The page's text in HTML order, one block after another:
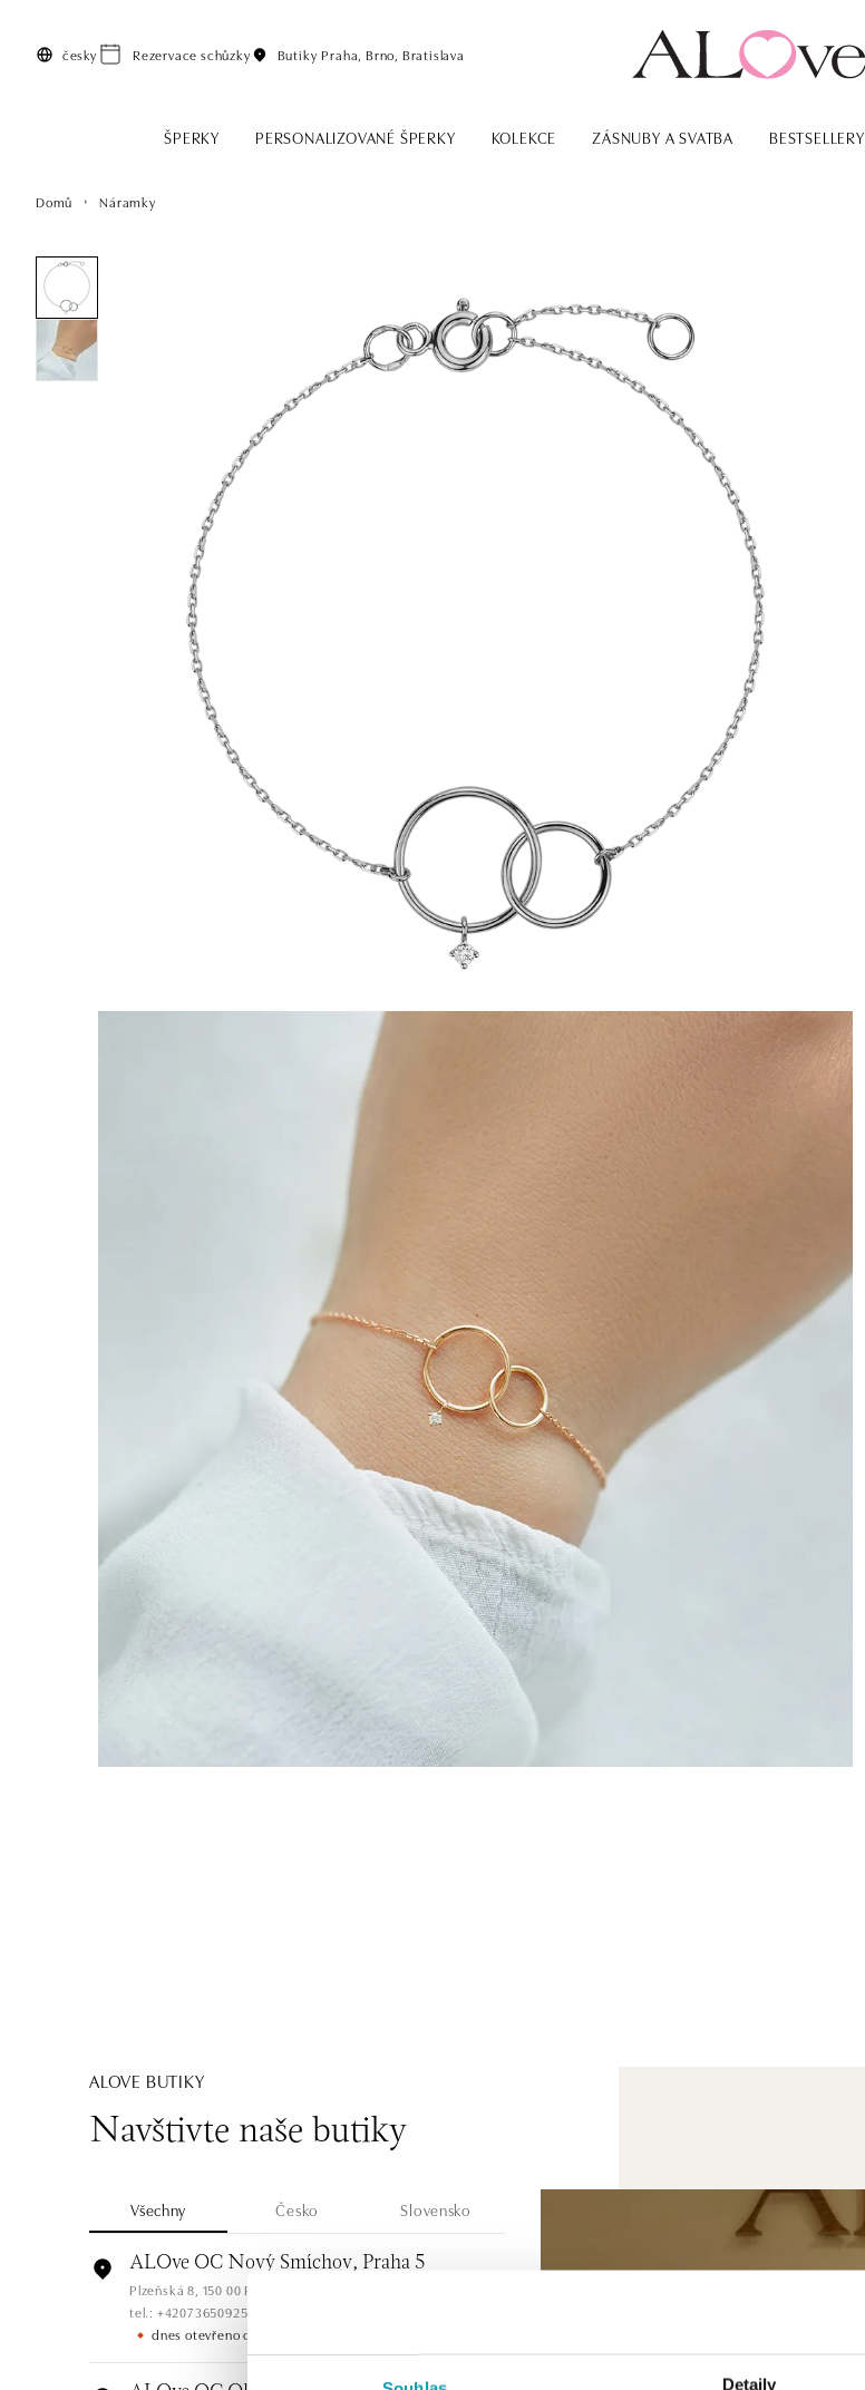
Detaily
česky Rezervace schůzky Butiky Praha, Brno, Bratislava
ŠPERKY PERSONALIZOVANÉ ŠPERKY KOLEKCE ZÁSNUBY A SVATBA BESTSELLERY
Domů Náramky
ALOVE BUTIKY
Navštivte naše butiky
Všechny Česko Slovensko
ALOve OC Nový Smíchov, Praha 5
Plzeňská 8, 150 00 Praha 5 - Anděl
tel.: +420736509250
dnes otevřeno od 09:00